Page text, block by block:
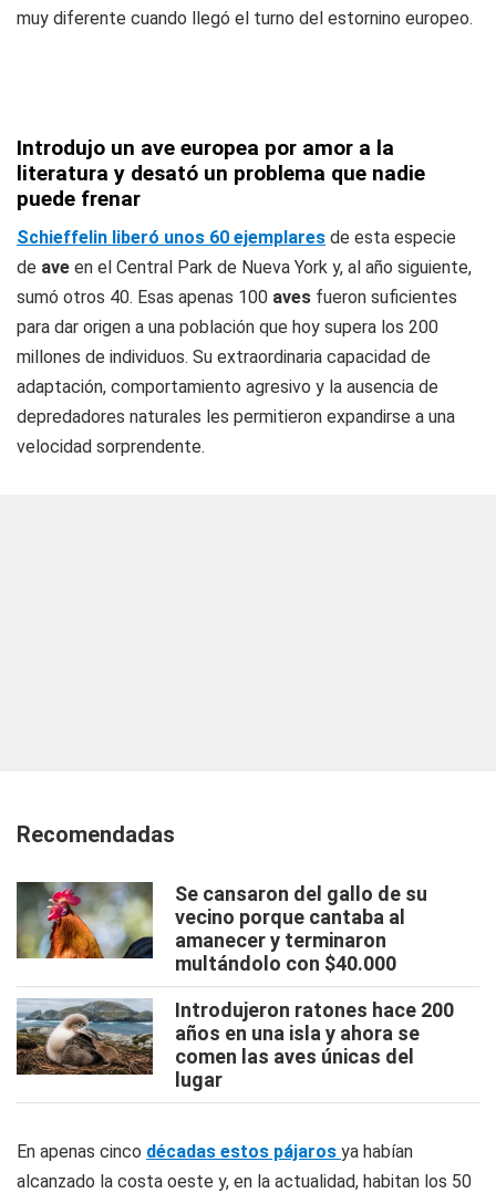
muy diferente cuando llegó el turno del estornino europeo.
Introdujo un ave europea por amor a la
literatura y desató un problema que nadie
puede frenar
Schieffelin liberó unos 60 ejemplares de esta especie
de ave en el Central Park de Nueva York y, al año siguiente,
sumó otros 40. Esas apenas 100 aves fueron suficientes
para dar origen a una población que hoy supera los 200
millones de individuos. Su extraordinaria capacidad de
adaptación, comportamiento agresivo y la ausencia de
depredadores naturales les permitieron expandirse a una
velocidad sorprendente.
Recomendadas
Se cansaron del gallo de su
vecino porque cantaba al
amanecer y terminaron
multándolo con $40.000
Introdujeron ratones hace 200
años en una isla y ahora se
comen las aves únicas del
lugar
En apenas cinco décadas estos pájaros ya habían
alcanzado la costa oeste y, en la actualidad, habitan los 50